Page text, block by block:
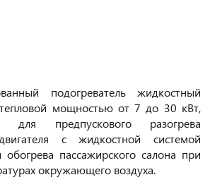
подогреватель жидкостный
мощностью от 7 до 30 кВт,
для предпускового разогрева
с жидкостной системой
пассажирского салона при
окружающего воздуха.